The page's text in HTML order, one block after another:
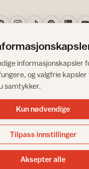
Norsk råd for hjem og bygg
© 1995-2026. All Rights
redaktør: Helge Bod
IFI - Norsk råd for hjem og
informasjonskapsler
og valgfrie
samtykker.
Kun nødvendige
Tilpass innstillinger
Aksepter alle